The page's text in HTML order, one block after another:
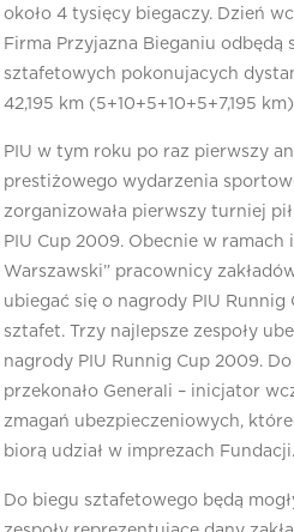
około 4 tysięcy biegaczy. Dzień
Firma Przyjazna Bieganiu odbędą
sztafetowych pokonujacych
42,195 km (5+10+5+10+5+7,195
PIU w tym roku po raz pierwszy
prestiżowego wydarzenia
zorganizowała pierwszy turniej
PIU Cup 2009. Obecnie w ramach
Warszawski” pracownicy
ubiegać się o nagrody PIU
sztafet. Trzy najlepsze zespoły
nagrody PIU Runnig Cup 2009.
przekonało Generali – inicjator
zmagań ubezpieczeniowych,
biorą udział w imprezach Fundacji.
Do biegu sztafetowego będą